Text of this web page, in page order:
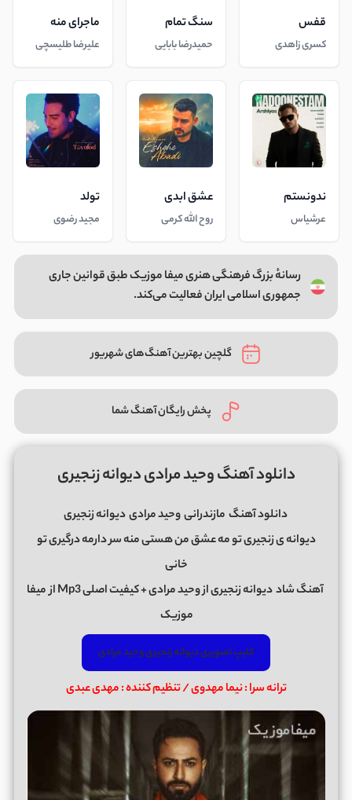
قفس
کسری زاهدی
سنگ تمام
حمیدرضا بابایی
ماجرای منه
علیرضا طلیسچی
ندونستم
عرشیاس
عشق ابدی
روح الله کرمی
تولد
مجید رضوی
رسانهٔ بزرگ فرهنگی هنری میفا موزیک طبق قوانین جاری
جمهوری اسلامی ایران فعالیت می‌کند.
گلچین بهترین آهنگ‌های شهریور
پخش رایگان آهنگ شما
دانلود آهنگ وحید مرادی دیوانه زنجیری
دانلود آهنگ مازندرانیوحید مرادیدیوانه زنجیری
دیوانه ی زنجیری تو مه عشق من هستی منه سر دارمه درگیری تو
خانی
آهنگ شاددیوانه زنجیریازوحید مرادی+ کیفیت اصلی Mp3 از
میفا
موزیک
کلیپ تصویری دیوانه زنجیری وحید مرادی
ترانه سرا : نیما مهدوی / تنظیم کننده : مهدی عبدی